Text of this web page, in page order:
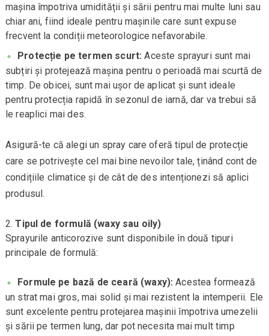
mașina împotriva umidității și sării pentru mai multe luni sau
chiar ani, fiind ideale pentru mașinile care sunt expuse
frecvent la condiții meteorologice nefavorabile.
Protecție pe termen scurt: Aceste sprayuri sunt mai
subțiri și protejează mașina pentru o perioadă mai scurtă de
timp. De obicei, sunt mai ușor de aplicat și sunt ideale
pentru protecția rapidă în sezonul de iarnă, dar va trebui să
le reaplici mai des.
Asigură-te că alegi un spray care oferă tipul de protecție
care se potrivește cel mai bine nevoilor tale, ținând cont de
condițiile climatice și de cât de des intenționezi să aplici
produsul.
Tipul de formulă (waxy sau oily)
Sprayurile anticorozive sunt disponibile în două tipuri
principale de formulă:
Formule pe bază de ceară (waxy): Acestea formează
un strat mai gros, mai solid și mai rezistent la intemperii. Ele
sunt excelente pentru protejarea mașinii împotriva umezelii
și sării pe termen lung, dar pot necesita mai mult timp